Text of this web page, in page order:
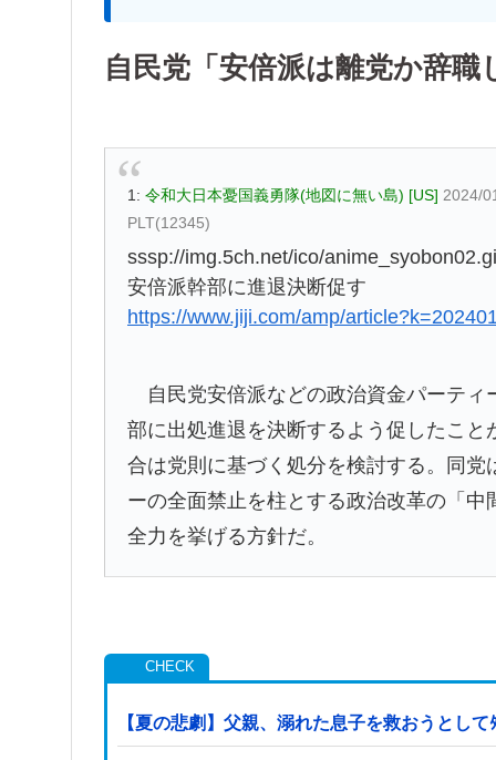
自民党「安倍派は離党か辞
1: 令和大日本憂国義勇隊(地図に無い島) [US] 2024/
PLT(12345)
sssp://img.5ch.net/ico/
安倍派幹部に進退決断促す
https://www.jiji.com/amp/
自民党安倍派などの政治資金パーティ
部に出処進退を決断するよう促したこ
合は党則に基づく処分を検討する。同
ーの全面禁止を柱とする政治改革の「
全力を挙げる方針だ。
【夏の悲劇】父親、溺れた息子を救おうとし